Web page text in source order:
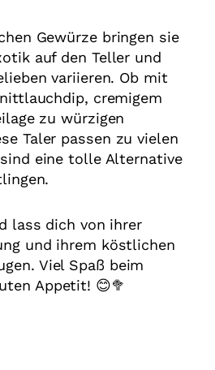
Gewürze bringen sie
auf den Teller und
variieren. Ob mit
cremigem
zu würzigen
Taler passen zu vielen
eine tolle Alternative
lass dich von ihrer
und ihrem köstlichen
Viel Spaß beim
Appetit! 😊🥦